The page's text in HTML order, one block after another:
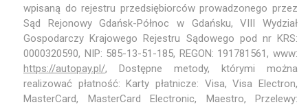
wpisaną do rejestru przedsiębiorców prowadzonego przez
Sąd Rejonowy Gdańsk-Północ w Gdańsku, VIII Wydział
Gospodarczy Krajowego Rejestru Sądowego pod nr KRS:
0000320590, NIP: 585-13-51-185, REGON: 191781561, www:
https://autopay.pl/, Dostępne metody, którymi można
realizować płatność: Karty płatnicze: Visa, Visa Electron,
MasterCard, MasterCard Electronic, Maestro, Przelewy: